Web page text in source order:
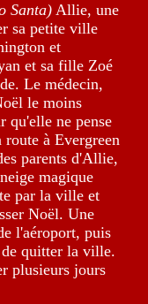
Santa) Allie, une
sa petite ville
et
et sa fille Zoé
Le médecin,
le moins
qu'elle ne pense
route à Evergreen
parents d'Allie,
magique
par la ville et
Noël. Une
l'aéroport, puis
quitter la ville.
plusieurs jours